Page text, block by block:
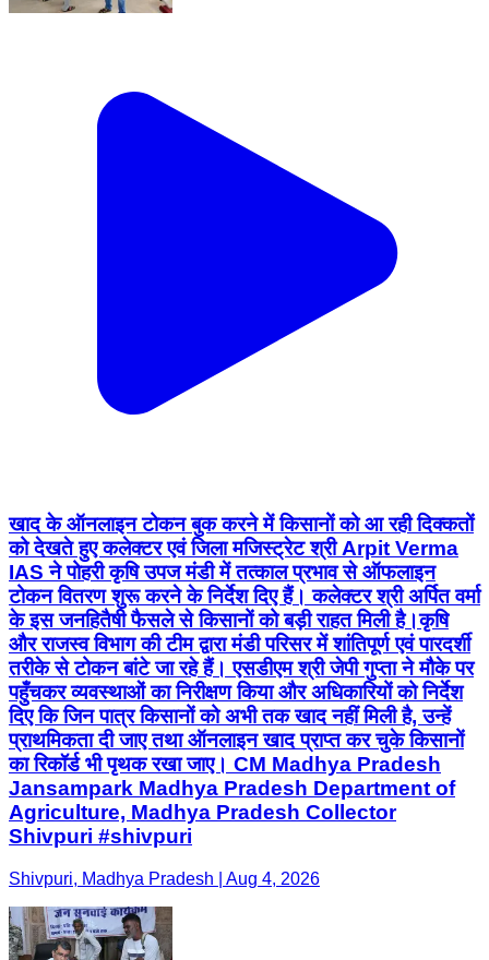
खाद के ऑनलाइन टोकन बुक करने में किसानों को आ रही दिक्कतों
को देखते हुए कलेक्टर एवं जिला मजिस्ट्रेट श्री Arpit Verma
IAS ने पोहरी कृषि उपज मंडी में तत्काल प्रभाव से ऑफलाइन
टोकन वितरण शुरू करने के निर्देश दिए हैं। कलेक्टर श्री अर्पित वर्मा
के इस जनहितैषी फैसले से किसानों को बड़ी राहत मिली है। ​कृषि
और राजस्व विभाग की टीम द्वारा मंडी परिसर में शांतिपूर्ण एवं पारदर्शी
तरीके से टोकन बांटे जा रहे हैं। एसडीएम श्री जेपी गुप्ता ने मौके पर
पहुँचकर व्यवस्थाओं का निरीक्षण किया और अधिकारियों को निर्देश
दिए कि जिन पात्र किसानों को अभी तक खाद नहीं मिली है, उन्हें
प्राथमिकता दी जाए तथा ऑनलाइन खाद प्राप्त कर चुके किसानों
का रिकॉर्ड भी पृथक रखा जाए। CM Madhya Pradesh
Jansampark Madhya Pradesh Department of
Agriculture, Madhya Pradesh Collector
Shivpuri #shivpuri
Shivpuri, Madhya Pradesh | Aug 4, 2026